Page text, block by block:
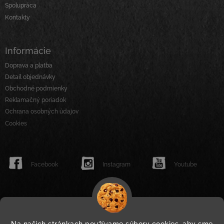
eSpolupráca
Kontakty
Informácie
Doprava a platba
Detail objednávky
Obchodné podmienky
Reklamačný poriadok
Ochrana osobných údajov
Cookies
Facebook Instagram Youtube